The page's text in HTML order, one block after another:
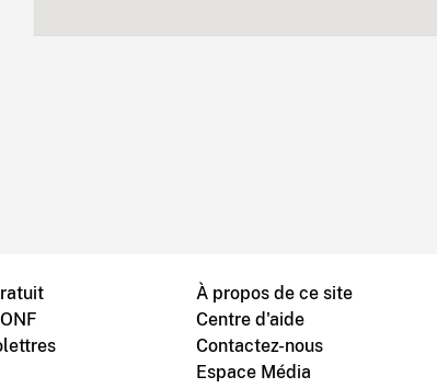
À propos de ce site
Centre d'aide
Contactez-nous
Espace Média